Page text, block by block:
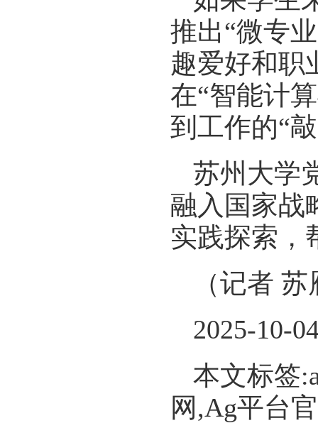
推出“微专
趣爱好和职
在“智能计
到工作的“
苏州大学
融入国家战
实践探索，
（记者
2025-10-
本文标签
网,Ag平台